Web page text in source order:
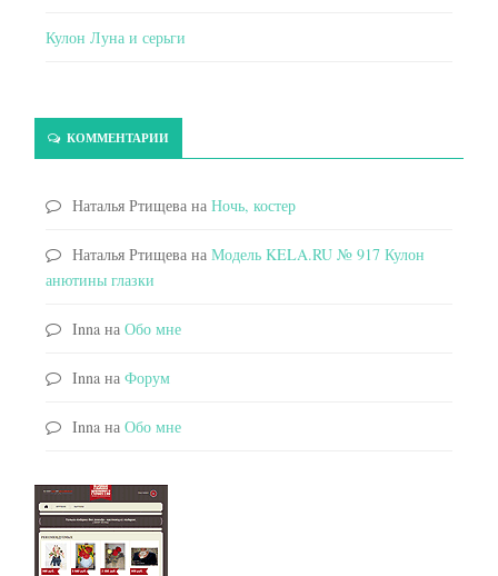
Кулон Луна и серьги
КОММЕНТАРИИ
Наталья Ртищева на Ночь, костер
Наталья Ртищева на Модель KELA.RU № 917 Кулон
анютины глазки
Inna на Обо мне
Inna на Форум
Inna на Обо мне